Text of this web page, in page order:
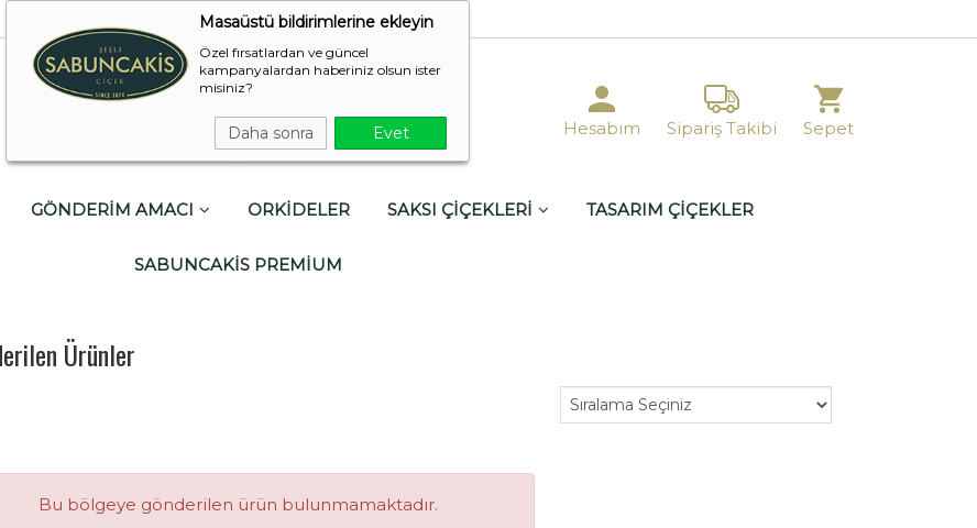
Masaüstü bildirimlerine ekleyin
Özel fırsatlardan ve güncel
kampanyalardan haberiniz olsun ister
misiniz?
Daha sonra Evet Hesabım Sipariş Takibi Sepet
GÖNDERİM AMACI ORKİDELER SAKSI ÇİÇEKLERİ TASARIM ÇİÇEKLER
SABUNCAKİS PREMİUM
Ürünler
Bu bölgeye gönderilen ürün bulunmamaktadır.